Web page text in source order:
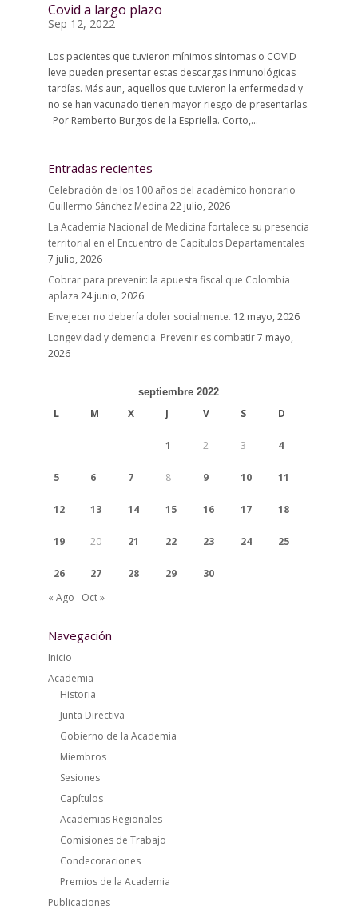
Covid a largo plazo
Sep 12, 2022
Los pacientes que tuvieron mínimos síntomas o COVID
leve pueden presentar estas descargas inmunológicas
tardías. Más aun, aquellos que tuvieron la enfermedad y
no se han vacunado tienen mayor riesgo de presentarlas.
Por Remberto Burgos de la Espriella. Corto,...
Entradas recientes
Celebración de los 100 años del académico honorario
Guillermo Sánchez Medina 22 julio, 2026
La Academia Nacional de Medicina fortalece su presencia
territorial en el Encuentro de Capítulos Departamentales
7 julio, 2026
Cobrar para prevenir: la apuesta fiscal que Colombia
aplaza 24 junio, 2026
Envejecer no debería doler socialmente. 12 mayo, 2026
Longevidad y demencia. Prevenir es combatir7 mayo,
2026
septiembre 2022
L M X J V S D
1 2 3 4
5 6 7 8 9 10 11
12 13 14 15 16 17 18
19 20 21 22 23 24 25
26 27 28 29
30
« Ago
Oct »
Navegación
Inicio
Academia
Historia
Junta Directiva
Gobierno de la Academia
Miembros
Sesiones
Capítulos
Academias Regionales
Comisiones de Trabajo
Condecoraciones
Premios de la Academia
Publicaciones